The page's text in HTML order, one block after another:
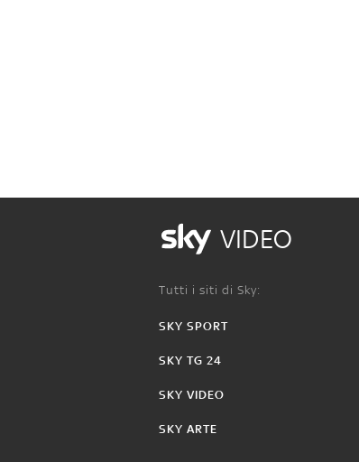
VIDEO
Tutti i siti di Sky:
SKY SPORT
SKY TG 24
SKY VIDEO
SKY ARTE